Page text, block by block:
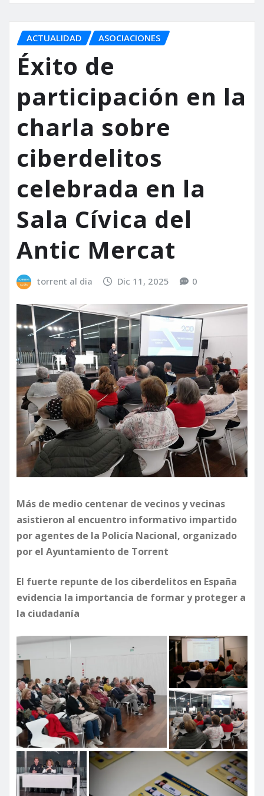
ACTUALIDAD ASOCIACIONES
Éxito de
participación en la
charla sobre
ciberdelitos
celebrada en la
Sala Cívica del
Antic Mercat
torrent al dia Dic 11, 2025 0
Más de medio centenar de vecinos y vecinas
asistieron al encuentro informativo impartido
por agentes de la Policía Nacional, organizado
por el Ayuntamiento de Torrent
El fuerte repunte de los ciberdelitos en España
evidencia la importancia de formar y proteger a
la ciudadanía